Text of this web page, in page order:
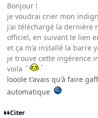
Bonjour !
je voudrai crier mon
j'ai téléchargé la dernière
officiel, en suivant le lien
et ça m'a installé la barre
je trouve cette ingérence
voila
looole t'avais qu'à faire
automatique
Citer